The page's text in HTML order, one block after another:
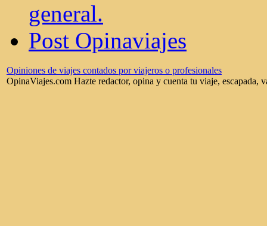
general.
Post Opinaviajes
Opiniones de viajes contados por viajeros o profesionales
OpinaViajes.com Hazte redactor, opina y cuenta tu viaje, escapada,